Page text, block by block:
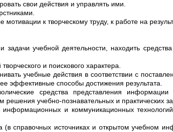
свои действия и управлять ими.
мотивации к творческому труду, к работе на
учебной деятельности, находить
и поискового характера.
учебные действия в соответствии с
эффективные способы достижения результата.
средства представления
учебно-познавательных и практических
и коммуникационных
(в справочных источниках и открытом учебном